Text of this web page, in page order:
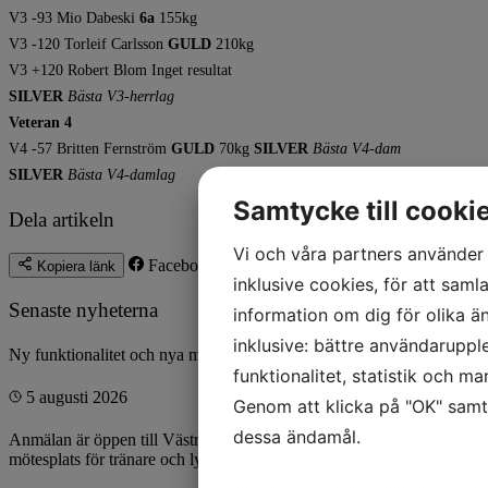
V3 -93 Mio Dabeski 6a 155kg
V3 -120 Torleif Carlsson GULD 210kg
V3 +120 Robert Blom Inget resultat
SILVER Bästa V3-herrlag ​​​​​​​
Veteran 4
V4 -57 Britten Fernström GULD 70kg SILVER Bästa V4-dam
SILVER Bästa V4-damlag
Dela artikeln
Kopiera länk Facebook Twitter
Senaste nyheterna
Ny funktionalitet och nya manualer!
5 augusti 2026
Anmälan är öppen till Västra Götaland, Sydsvenska och Sydöstras
mötesplats för tränare och lyftare!
Samtycke till
Vi och våra partners
inklusive cookies, för att
information om dig för olika
inklusive: bättre
funktionalitet, statistik och
Genom att klicka på "OK"
dessa ändamål.